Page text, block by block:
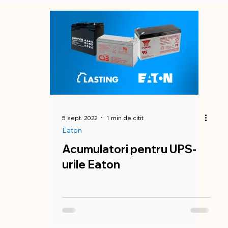
Microsoft EPOS
SOPHOS VIROO
5 sept. 2022 1 min de citit
Eaton
Acumulatori pentru UPS-
urile Eaton